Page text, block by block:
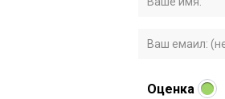
Оценка